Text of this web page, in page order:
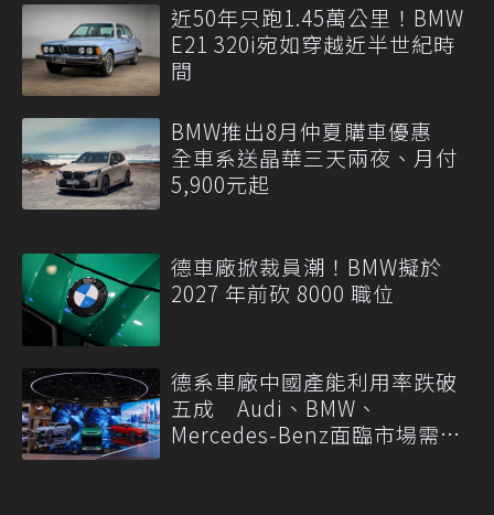
近50年只跑1.45萬公里！BMW
E21 320i宛如穿越近半世紀時
間
BMW推出8月仲夏購車優惠
全車系送晶華三天兩夜、月付
5,900元起
德車廠掀裁員潮！BMW擬於
2027 年前砍 8000 職位
德系車廠中國產能利用率跌破
五成 Audi、BMW、
Mercedes-Benz面臨市場需求